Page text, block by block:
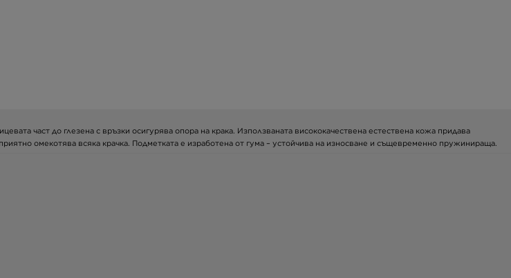
част до глезена с връзки осигурява опора на крака. Използваната висококачествена естествена кожа придава
омекотява всяка крачка. Подметката е изработена от гума – устойчива на износване и същевременно пружинираща.